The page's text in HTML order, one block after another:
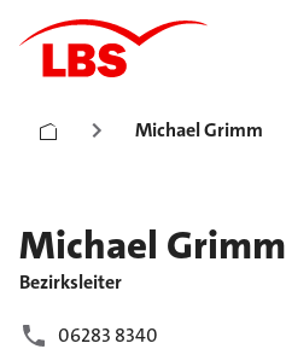
Michael Grimm
Michael Grimm
Bezirksleiter
06283 8340